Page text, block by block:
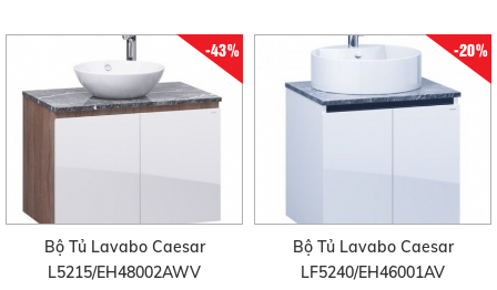
-43%
Bộ Tủ Lavabo Caesar
L5215/EH48002AWV
-20%
Bộ Tủ Lavabo Caesar
LF5240/EH46001AV